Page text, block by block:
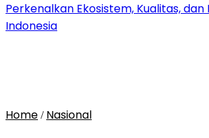
Perkenalkan Ekosistem, Kualitas, dan
Indonesia
Home / Nasional